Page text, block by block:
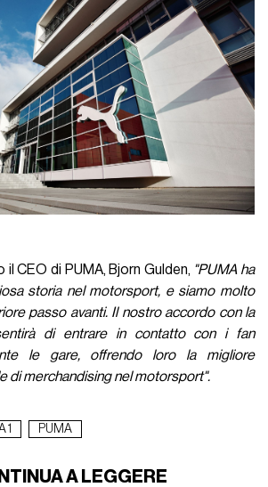
CEO di PUMA, Bjorn Gulden, "PUMA ha
storia nel motorsport, e siamo molto
passo avanti. Il nostro accordo con la
di entrare in contatto con i fan
le gare, offrendo loro la migliore
di merchandising nel motorsport".
1 PUMA
A LEGGERE